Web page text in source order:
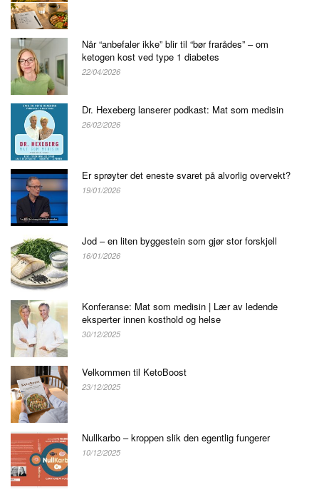
Når “anbefaler ikke” blir til “bør frarådes” – om
ketogen kost ved type 1 diabetes
22/04/2026
Dr. Hexeberg lanserer podkast: Mat som medisin
26/02/2026
Er sprøyter det eneste svaret på alvorlig overvekt?
19/01/2026
Jod – en liten byggestein som gjør stor forskjell
16/01/2026
Konferanse: Mat som medisin | Lær av ledende
eksperter innen kosthold og helse
30/12/2025
Velkommen til KetoBoost
23/12/2025
Nullkarbo – kroppen slik den egentlig fungerer
10/12/2025